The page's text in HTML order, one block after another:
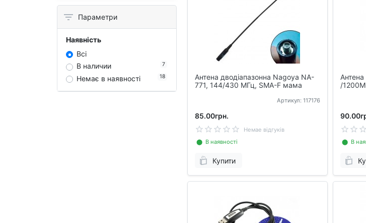
Параметри
Наявність
Всі
В наличии
7
Немає в наявності 18
Антена дводіапазонна Nagoya NA-
771, 144/430 МГц, SMA-F мама
Артикул: 117176
85.00грн.
Немае відгуків
⬤ В наявності
Купити
/
⬤ В